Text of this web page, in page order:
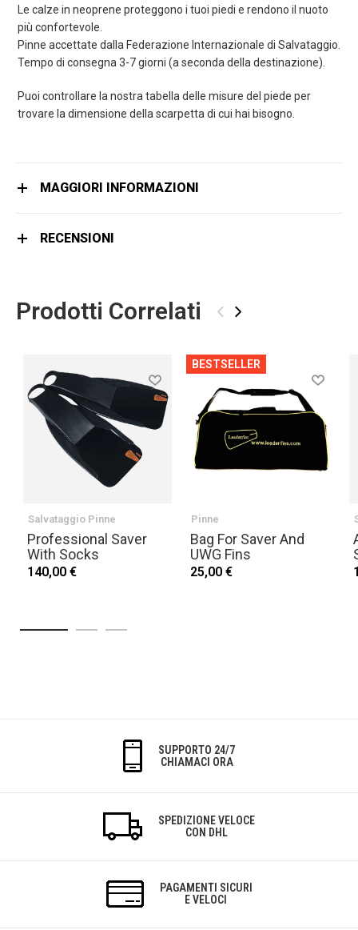
Le calze in neoprene proteggono i tuoi piedi e rendono il nuoto
più confortevole.
Pinne accettate dalla Federazione Internazionale di Salvataggio.
Tempo di consegna 3-7 giorni (a seconda della destinazione).
Puoi controllare la nostra tabella delle misure del piede per
trovare la dimensione della scarpetta di cui hai bisogno.
MAGGIORI INFORMAZIONI
RECENSIONI
Prodotti Correlati ‹ ›
Salvataggio Pinne
Professional Saver
With Socks
140,00 €
BESTSELLER
Pinne
Bag For Saver And
UWG Fins
25,00 €
SUPPORTO 24/7
CHIAMACI ORA
SPEDIZIONE VELOCE
CON DHL
PAGAMENTI SICURI
E VELOCI